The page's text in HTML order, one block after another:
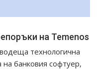
на Temenos
технологична
на банковия софтуер,